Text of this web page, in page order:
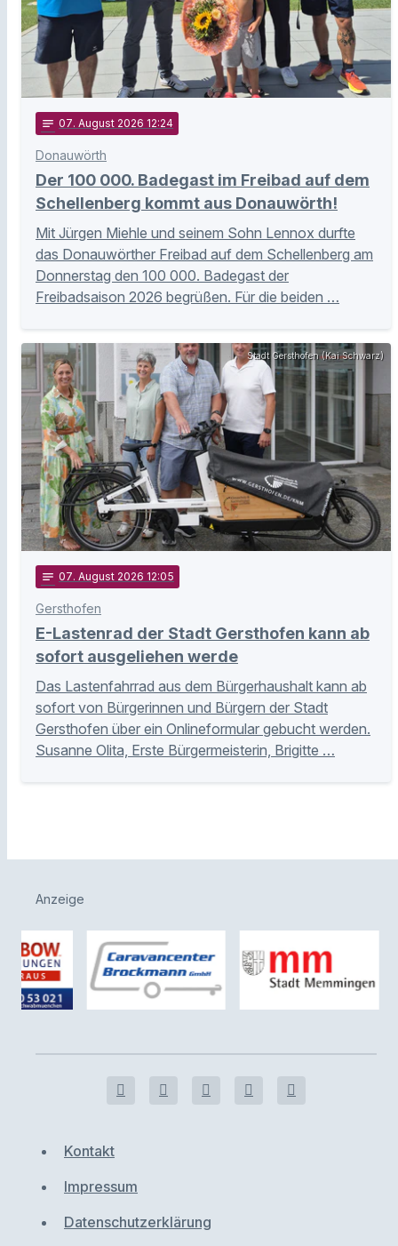
notes 07. August 2026 12:24
Donauwörth
Der 100 000. Badegast im Freibad auf dem
Schellenberg kommt aus Donauwörth!
Mit Jürgen Miehle und seinem Sohn Lennox durfte
das Donauwörther Freibad auf dem Schellenberg am
Donnerstag den 100 000. Badegast der
Freibadsaison 2026 begrüßen. Für die beiden …
Stadt Gersthofen (Kai Schwarz)
notes 07. August 2026 12:05
Gersthofen
E-Lastenrad der Stadt Gersthofen kann ab
sofort ausgeliehen werde
Das Lastenfahrrad aus dem Bürgerhaushalt kann ab
sofort von Bürgerinnen und Bürgern der Stadt
Gersthofen über ein Onlineformular gebucht werden.
Susanne Olita, Erste Bürgermeisterin, Brigitte …
Anzeige
Kontakt
Impressum
Datenschutzerklärung